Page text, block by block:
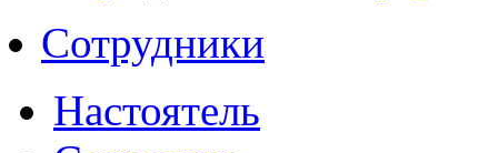
Сотрудники
Настоятель